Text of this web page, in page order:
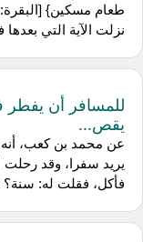
نزلت الآية التي
للمسافر أن يفطر
يقص...
عن محمد بن كعب،
يريد سفرا، وقد رحلت
فأكل، فقلت له: